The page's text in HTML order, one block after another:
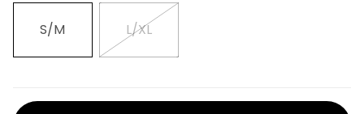
S/M L/XL